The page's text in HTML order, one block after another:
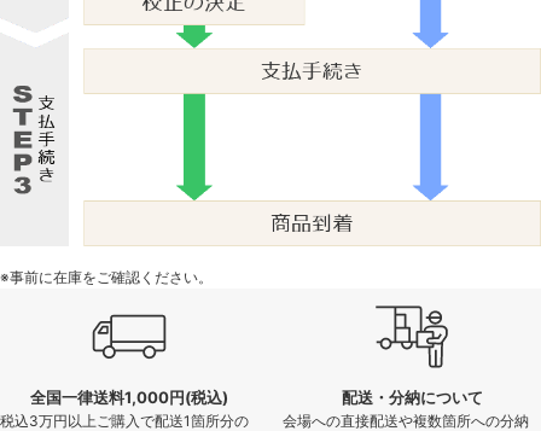
※事前に在庫をご確認ください。
全国一律送料1,000円(税込)
税込3万円以上ご購入で配送1箇所分の
配送・分納について
会場への直接配送や複数箇所への分納